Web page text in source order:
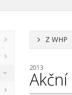
Z WHP
2013